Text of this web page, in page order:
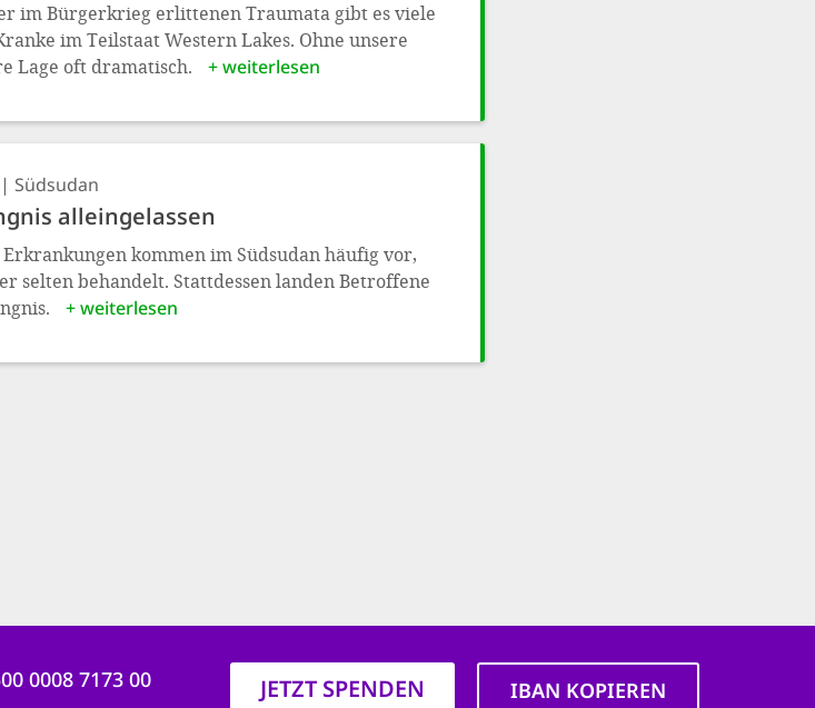
im Bürgerkrieg erlittenen Traumata gibt es viele
im Teilstaat Western Lakes. Ohne unsere
Lage oft dramatisch.
+ weiterlesen
Südsudan
alleingelassen
Erkrankungen kommen im Südsudan häufig vor,
selten behandelt. Stattdessen landen Betroffene
+ weiterlesen
0008 7173 00 JETZT SPENDEN IBAN KOPIEREN